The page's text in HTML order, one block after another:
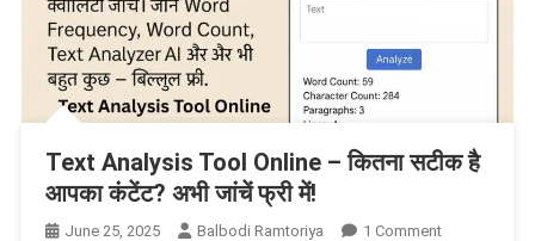
Text Analysis Tool Online – कितना सटीक है
आपका कंटेंट? अभी जांचें फ्री में!
June 25, 2025 Balbodi Ramtoriya 1 CommentOn